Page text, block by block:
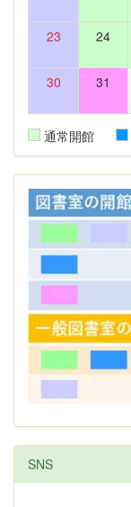
23 24
30 31
通常開館
SNS